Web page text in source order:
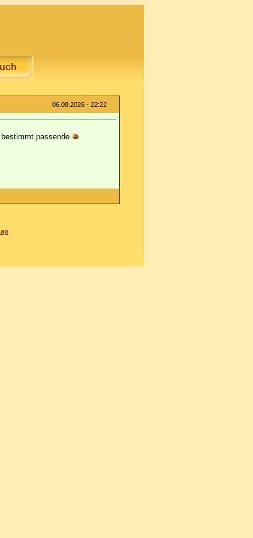
06.08.2026 - 22:22
passende